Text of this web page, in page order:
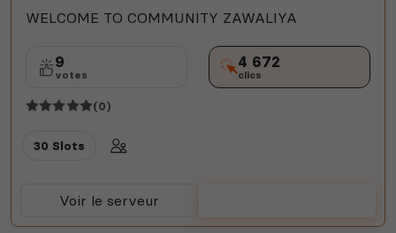
WELCOME TO COMMUNITY ZAWALIYA
9
votes
4 672
clics
(0)
30 Slots
Voir le serveur